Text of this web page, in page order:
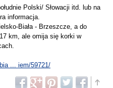
Polski/ Słowacji itd. lub na
informacja.
Biała - Brzeszcze, a do
km, ale omija się korki w
... iem/59721/